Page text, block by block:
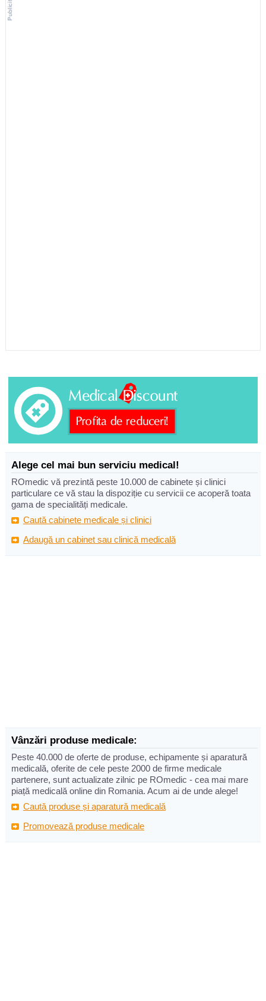
Alege cel mai bun serviciu medical!
ROmedic vă prezintă peste 10.000 de cabinete și clinici
particulare ce vă stau la dispoziție cu servicii ce acoperă toata
gama de specialități medicale.
Caută cabinete medicale și clinici
Adaugă un cabinet sau clinică medicală
Vânzări produse medicale:
Peste 40.000 de oferte de produse, echipamente și aparatură
medicală, oferite de cele peste 2000 de firme medicale
partenere, sunt actualizate zilnic pe ROmedic - cea mai mare
piață medicală online din Romania. Acum ai de unde alege!
Caută produse și aparatură medicală
Promovează produse medicale